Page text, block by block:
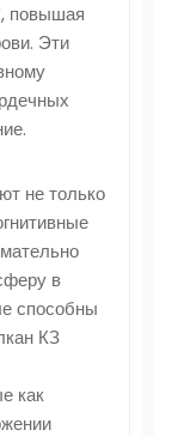
повышая
Эти
не только
в
способны
КЗ
как